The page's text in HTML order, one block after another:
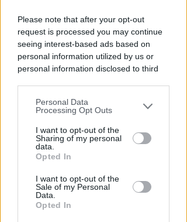
Please note that after your opt-out
request is processed you may continue
seeing interest-based ads based on
personal information utilized by us or
personal information disclosed to third
You may separately opt-out of the further
disclosure of your personal information
by third parties on the IAB’s list of
downstream participants.
by us to third parties on the IAB’s List of
Downstream Participants that may
further disclose it to other third parties.
Personal Data
Processing Opt Outs
I want to opt-out of the
Sharing of my personal
data.
Opted In
I want to opt-out of the
Sale of my Personal
Data.
Opted In
RITARDI
Sbatte contro il muso del treno,
al Bufalini
Redazione